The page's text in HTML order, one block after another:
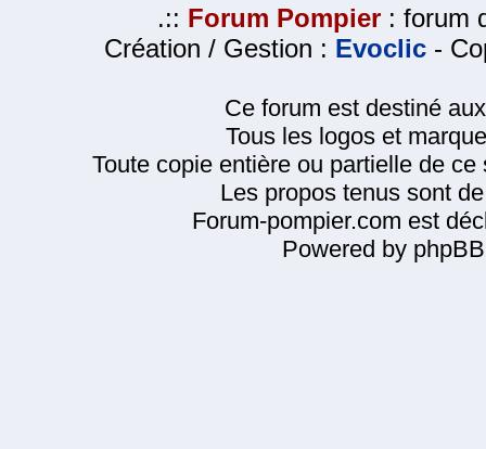
.:: Forum Pompier : forum
Création / Gestion : Evoclic -
Ce forum est destiné
Tous les logos et
Toute copie entière ou partielle de
Les propos tenus sont
Forum-pompier.com est
Powered by